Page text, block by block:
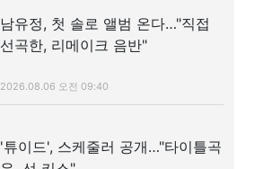
남유정, 첫 솔로 앨범 온다…"직접
선곡한, 리메이크 음반"
2026.08.06 오전 09:40
'튜이드', 스케줄러 공개…"타이틀곡